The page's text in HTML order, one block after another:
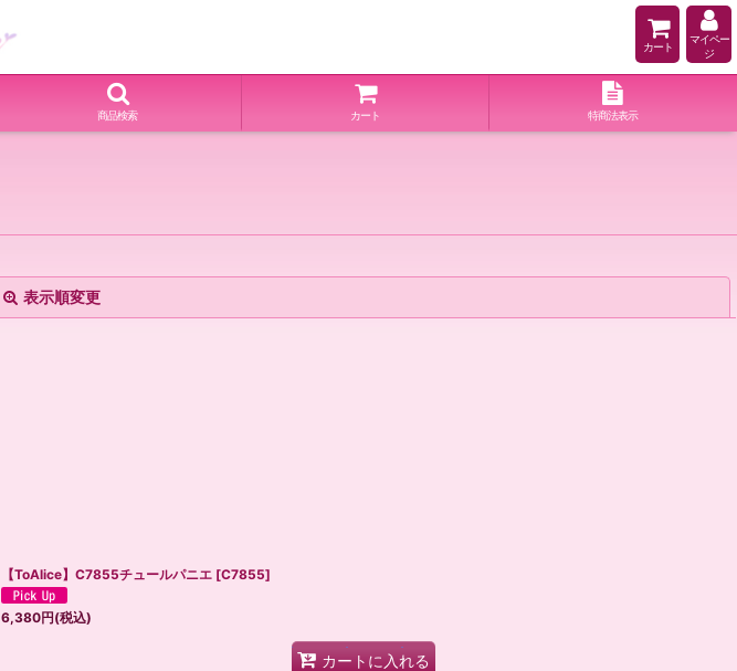
カート
マイペー
ジ
商品検索 カート 特商法表示
表示順変更
【ToAlice】C7855チュールパニエ [C7855]
6,380円(税込)
カートに入れる